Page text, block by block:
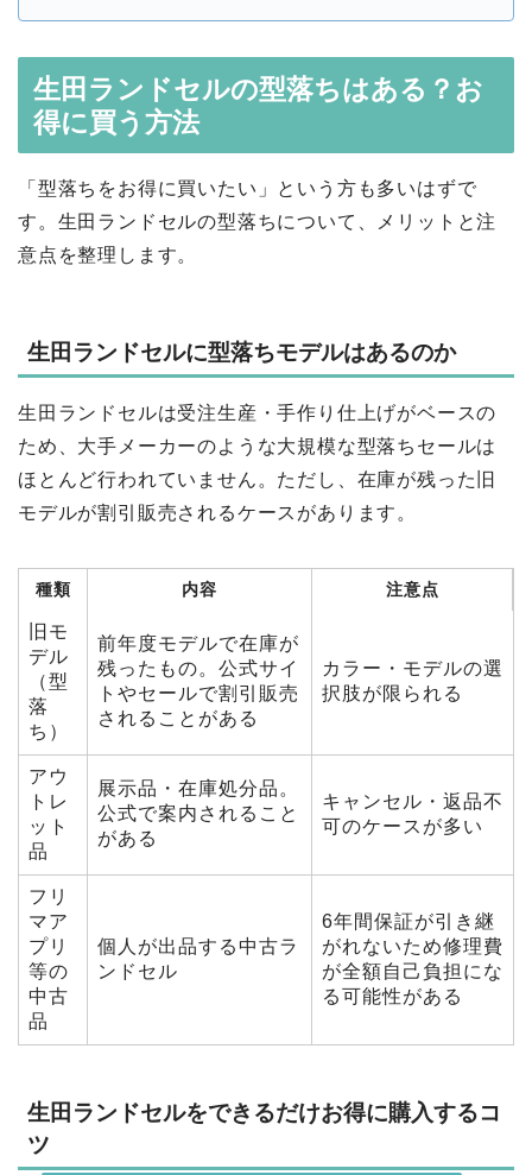
生田ランドセルの型落ちはある？お
得に買う方法
「型落ちをお得に買いたい」という方も多いはずで
す。生田ランドセルの型落ちについて、メリットと注
意点を整理します。
生田ランドセルに型落ちモデルはあるのか
生田ランドセルは受注生産・手作り仕上げがベースの
ため、大手メーカーのような大規模な型落ちセールは
ほとんど行われていません。ただし、在庫が残った旧
モデルが割引販売されるケースがあります。
種類 内容 注意点
旧モ
デル
（型
落
ち）
前年度モデルで在庫が
残ったもの。公式サイ
トやセールで割引販売
されることがある
カラー・モデルの選
択肢が限られる
アウ
トレ
ット
品
展示品・在庫処分品。
公式で案内されること
がある
キャンセル・返品不
可のケースが多い
フリ
マア
プリ
等の
中古
品
個人が出品する中古ラ
ンドセル
6年間保証が引き継
がれないため修理費
が全額自己負担にな
る可能性がある
生田ランドセルをできるだけお得に購入するコ
ツ